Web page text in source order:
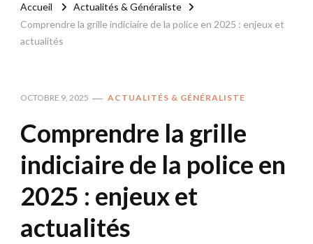
Accueil
Actualités & Généraliste
Comprendre la grille indiciaire de la police en 2025 : enjeux et
actualités
OCTOBRE 9, 2025 ACTUALITÉS & GÉNÉRALISTE
Comprendre la grille
indiciaire de la police en
2025 : enjeux et
actualités